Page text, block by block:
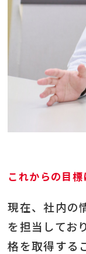
これからの目
現在、社内の
を担当してお
格を取得する